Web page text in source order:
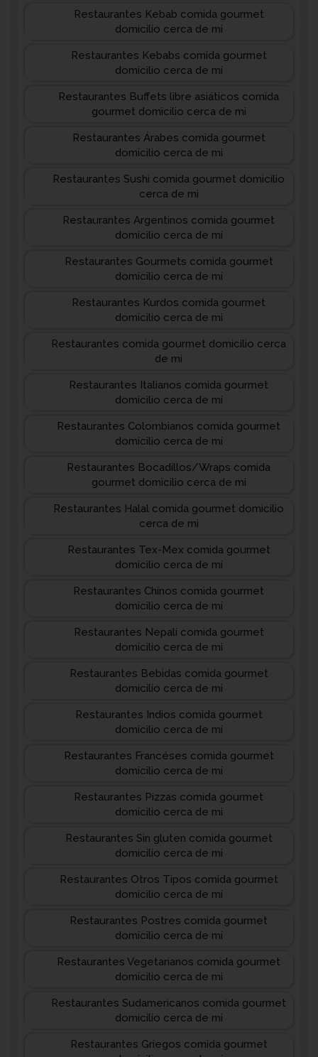
Restaurantes Kebab comida gourmet
domicilio cerca de mi
Restaurantes Kebabs comida gourmet
domicilio cerca de mi
Restaurantes Buffets libre asiáticos comida
gourmet domicilio cerca de mi
Restaurantes Árabes comida gourmet
domicilio cerca de mi
Restaurantes Sushi comida gourmet domicilio
cerca de mi
Restaurantes Argentinos comida gourmet
domicilio cerca de mi
Restaurantes Gourmets comida gourmet
domicilio cerca de mi
Restaurantes Kurdos comida gourmet
domicilio cerca de mi
Restaurantes comida gourmet domicilio cerca
de mi
Restaurantes Italianos comida gourmet
domicilio cerca de mi
Restaurantes Colombianos comida gourmet
domicilio cerca de mi
Restaurantes Bocadillos/Wraps comida
gourmet domicilio cerca de mi
Restaurantes Halal comida gourmet domicilio
cerca de mi
Restaurantes Tex-Mex comida gourmet
domicilio cerca de mi
Restaurantes Chinos comida gourmet
domicilio cerca de mi
Restaurantes Nepalí comida gourmet
domicilio cerca de mi
Restaurantes Bebidas comida gourmet
domicilio cerca de mi
Restaurantes Indios comida gourmet
domicilio cerca de mi
Restaurantes Francéses comida gourmet
domicilio cerca de mi
Restaurantes Pizzas comida gourmet
domicilio cerca de mi
Restaurantes Sin gluten comida gourmet
domicilio cerca de mi
Restaurantes Otros Tipos comida gourmet
domicilio cerca de mi
Restaurantes Postres comida gourmet
domicilio cerca de mi
Restaurantes Vegetarianos comida gourmet
domicilio cerca de mi
Restaurantes Sudamericanos comida gourmet
domicilio cerca de mi
Restaurantes Griegos comida gourmet